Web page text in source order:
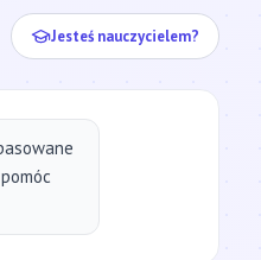
Jesteś nauczycielem?